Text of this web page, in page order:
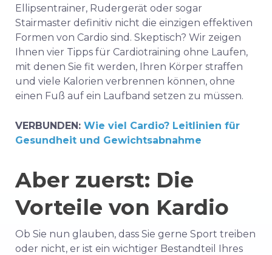
Ellipsentrainer, Rudergerät oder sogar
Stairmaster definitiv nicht die einzigen effektiven
Formen von Cardio sind. Skeptisch? Wir zeigen
Ihnen vier Tipps für Cardiotraining ohne Laufen,
mit denen Sie fit werden, Ihren Körper straffen
und viele Kalorien verbrennen können, ohne
einen Fuß auf ein Laufband setzen zu müssen.
VERBUNDEN: Wie viel Cardio? Leitlinien für
Gesundheit und Gewichtsabnahme
Aber zuerst: Die
Vorteile von Kardio
Ob Sie nun glauben, dass Sie gerne Sport treiben
oder nicht, er ist ein wichtiger Bestandteil Ihres